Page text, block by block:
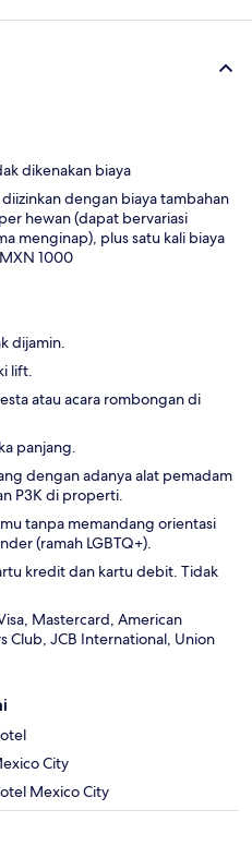
dikenakan biaya
dengan biaya tambahan
hewan (dapat bervariasi
menginap), plus satu kali biaya
1000
dijamin.
lift.
atau acara rombongan di
panjang.
dengan adanya alat pemadam
P3K di properti.
tanpa memandang orientasi
(ramah LGBTQ+).
kredit dan kartu debit. Tidak
Mastercard, American
Club, JCB International, Union
City
Mexico City